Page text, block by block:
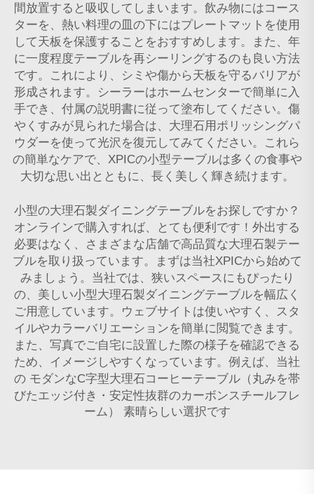
間放置すると吸収してしまいます。飲み物にはコース
ターを、熱い料理の皿の下にはプレートマットを使用
して天板を保護することをおすすめします。また、年
に一度程度テーブルを再シーリングするのも良い方法
です。これにより、シミや傷から天板を守るバリアが
形成されます。シーラーはホームセンターで簡単に入
手でき、付属の説明書に従って塗布してください。傷
やくすみが見られた場合は、大理石用ポリッシングパ
ウダーを使って光沢を復元してみてください。これら
の簡単なケアで、XPICの小型テーブルは多くの食事や
大切な思い出とともに、長く美しく輝き続けます。
小型の大理石製ダイニングテーブルをお探しですか？
オンラインで購入すれば、とても便利です！外出する
必要はなく、さまざまな店舗で高品質な大理石製テー
ブルを取り扱っています。まずは当社XPICから始めて
みましょう。当社では、狭いスペースにもぴったり
の、美しい小型大理石製ダイニングテーブルを幅広く
ご用意しています。ウェブサイトは使いやすく、スタ
イルやカラーバリエーションを簡単に閲覧できます。
また、写真でご自宅に設置した際の様子を確認できる
ため、イメージしやすくなっています。例えば、当社
の モダンなC字型大理石コーヒーテーブル（丸みを帯
びたエッジ付き・安定性抜群のカーボンスチールフレ
ーム） 素晴らしい選択です